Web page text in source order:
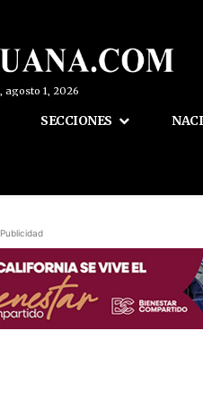
agosto 1, 2026
SECCIONES
Publicidad